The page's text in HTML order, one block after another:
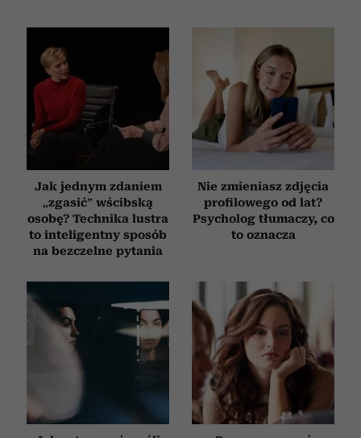
Jak jednym zdaniem
„zgasić” wścibską
osobę? Technika lustra
to inteligentny sposób
na bezczelne pytania
Nie zmieniasz zdjęcia
profilowego od lat?
Psycholog tłumaczy, co
to oznacza